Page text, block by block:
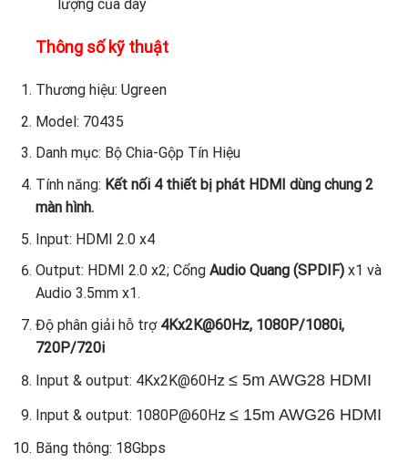
lượng của dây
Thông số kỹ thuật
Thương hiệu: Ugreen
Model: 70435
Danh mục: Bộ Chia-Gộp Tín Hiệu
Tính năng: Kết nối 4 thiết bị phát HDMI dùng chung 2
màn hình.
Input: HDMI 2.0 x4
Output: HDMI 2.0 x2; Cổng Audio Quang (SPDIF) x1 và
Audio 3.5mm x1.
Độ phân giải hỗ trợ 4Kx2K@60Hz, 1080P/1080i,
720P/720i
Input & output: 4Kx2K@60Hz ≤ 5m AWG28 HDMI
Input & output: 1080P@60Hz ≤ 15m AWG26 HDMI
Băng thông: 18Gbps